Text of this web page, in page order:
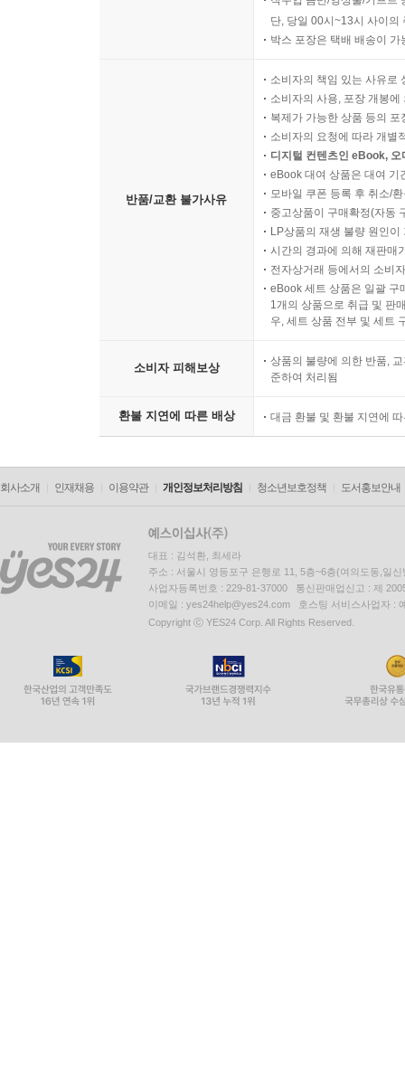
단, 당일 00시~13시 사이의
박스 포장은 택배 배송이
반품/교환 불가사유
소비자의 책임 있는 사유로
소비자의 사용, 포장 개봉
복제가 가능한 상품 등의
소비자의 요청에 따라 개별
디지털 컨텐츠인 eBook,
eBook 대여 상품은 대여 기
모바일 쿠폰 등록 후 취소/
중고상품이 구매확정(자동
LP상품의 재생 불량 원인
시간의 경과에 의해 재판매
전자상거래 등에서의 소비
eBook 세트 상품은 일괄 구
1개의 상품으로 취급 및 판
우, 세트 상품 전부 및 세트
소비자 피해보상
상품의 불량에 의한 반품,
준하여 처리됨
환불 지연에 따른 배상 대금 환불 및 환불 지연에
회사소개 인재채용 이용약관 개인정보처리방침 청소년보호정책 도서홍보안내
대표 : 김석환, 최세라
주소 : 서울시 영등포구 은행로 11, 5층~6층(여의도동,일신
사업자등록번호 : 229-81-37000 통신판매업신고 : 제
이메일 : yes24help@yes24.com 호스팅 서비스사업자 :
Copyright ⓒ YES24 Corp. All Rights Reserved.